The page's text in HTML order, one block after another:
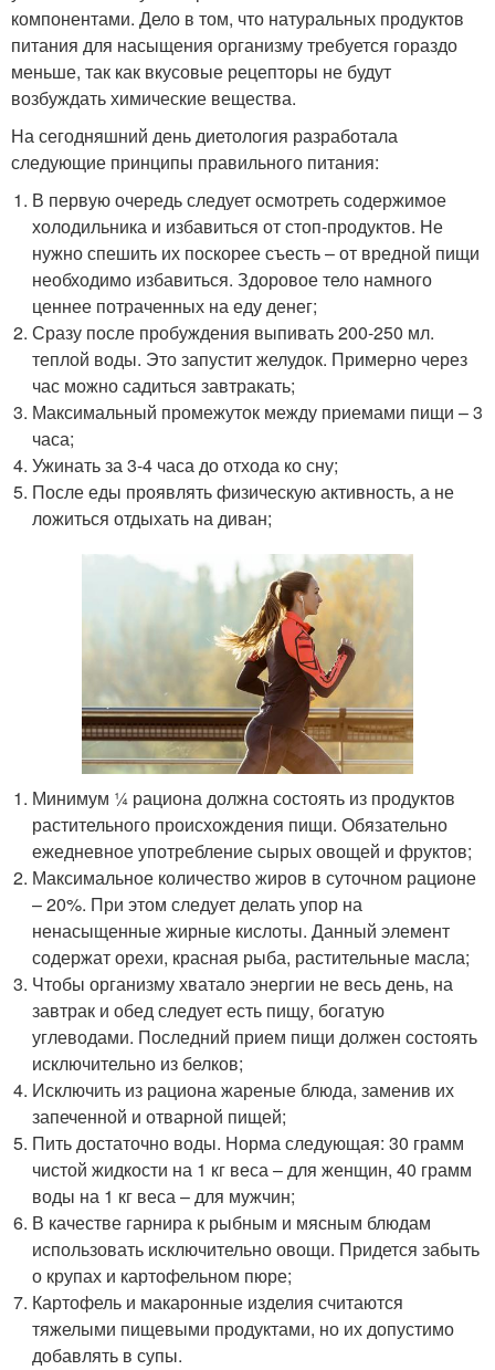
компонентами. Дело в том, что натуральных продуктов
питания для насыщения организму требуется гораздо
меньше, так как вкусовые рецепторы не будут
возбуждать химические вещества.
На сегодняшний день диетология разработала
следующие принципы правильного питания:
В первую очередь следует осмотреть содержимое
холодильника и избавиться от стоп-продуктов. Не
нужно спешить их поскорее съесть – от вредной пищи
необходимо избавиться. Здоровое тело намного
ценнее потраченных на еду денег;
Сразу после пробуждения выпивать 200-250 мл.
теплой воды. Это запустит желудок. Примерно через
час можно садиться завтракать;
Максимальный промежуток между приемами пищи – 3
часа;
Ужинать за 3-4 часа до отхода ко сну;
После еды проявлять физическую активность, а не
ложиться отдыхать на диван;
Минимум ¼ рациона должна состоять из продуктов
растительного происхождения пищи. Обязательно
ежедневное употребление сырых овощей и фруктов;
Максимальное количество жиров в суточном рационе
– 20%. При этом следует делать упор на
ненасыщенные жирные кислоты. Данный элемент
содержат орехи, красная рыба, растительные масла;
Чтобы организму хватало энергии не весь день, на
завтрак и обед следует есть пищу, богатую
углеводами. Последний прием пищи должен состоять
исключительно из белков;
Исключить из рациона жареные блюда, заменив их
запеченной и отварной пищей;
Пить достаточно воды. Норма следующая: 30 грамм
чистой жидкости на 1 кг веса – для женщин, 40 грамм
воды на 1 кг веса – для мужчин;
В качестве гарнира к рыбным и мясным блюдам
использовать исключительно овощи. Придется забыть
о крупах и картофельном пюре;
Картофель и макаронные изделия считаются
тяжелыми пищевыми продуктами, но их допустимо
добавлять в супы.